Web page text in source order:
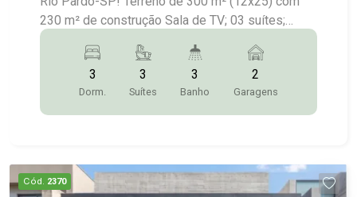
230 m² de construção Sala de TV; 03 suítes;
Cozinha planejada; Banheiro social; Lavanderia
coberta Garagem para 2 carros Quintal gramado;
Despensa; Área Gourmet com churrasqueira;
Mais informações: (14) 3372-2528 / (14) 99743-
9789 (vendas) / (14) 3372-1790 /
3
Dorm.
3
Suítes
3
Banho
2
Garagens
Cód. 2370